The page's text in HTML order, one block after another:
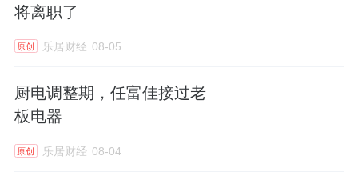
将离职了
原创 乐居财经 08-05
厨电调整期，任富佳接过老
板电器
原创 乐居财经 08-04